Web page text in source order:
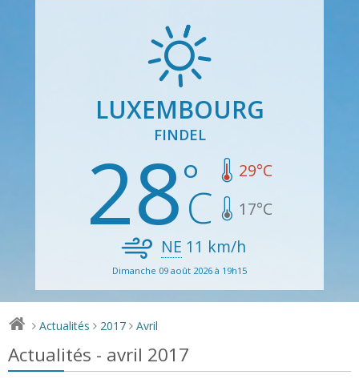
LUXEMBOURG
FINDEL
28 29°C
17°C
NE 11 km/h
Dimanche 09 août 2026 à 19h15
> Actualités > 2017 > Avril
Actualités - avril 2017